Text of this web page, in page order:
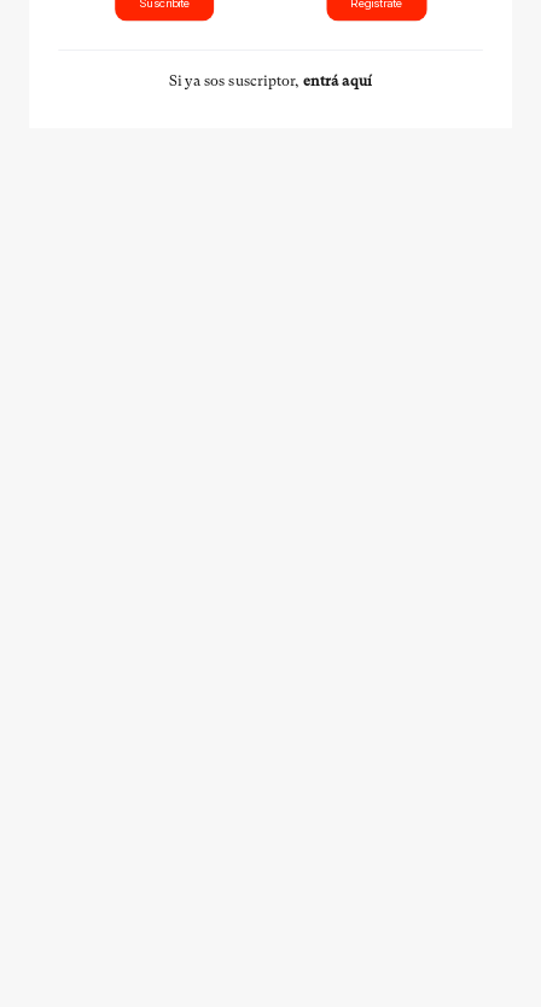
Si ya sos suscriptor, entrá aquí